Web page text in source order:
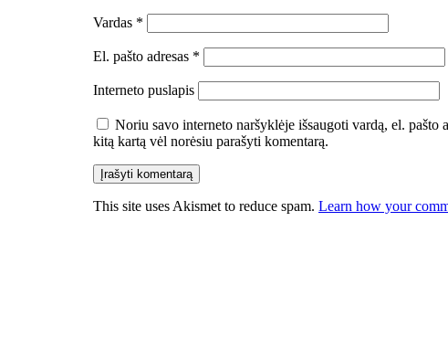
Vardas *
El. pašto adresas *
Interneto puslapis
Noriu savo interneto naršyklėje išsaugoti vardą, el.
kitą kartą vėl norėsiu parašyti komentarą.
This site uses Akismet to reduce spam. Learn how your